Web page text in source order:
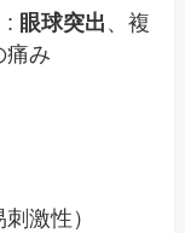
: 眼球突出 、複
痛み
刺激性）